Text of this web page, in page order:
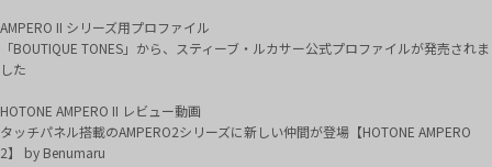
AMPERO II シリーズ用プロファイル
「BOUTIQUE TONES」から、スティーブ・ルカサー公式プロファイルが発売されま
した
HOTONE AMPERO II レビュー動画
タッチパネル搭載のAMPERO2シリーズに新しい仲間が登場【HOTONE AMPERO
2】 by Benumaru